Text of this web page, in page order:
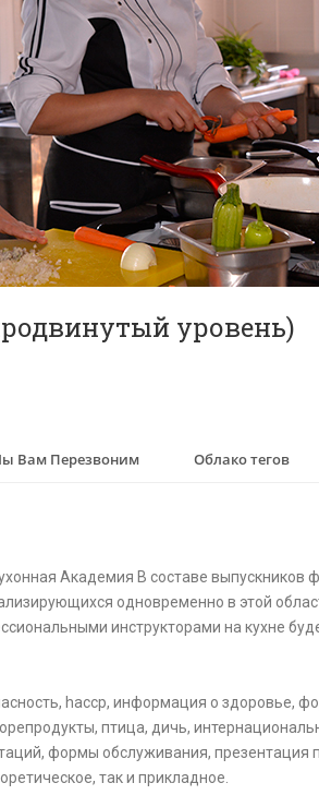
уровень)
Вам Перезвоним Облако тегов
Академия В составе выпускников
одновременно в этой
инструкторами на кухне
haccp, информация о здоровье,
птица, дичь,
формы обслуживания, презентация
так и прикладное.